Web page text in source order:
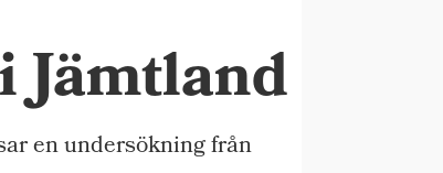
en undersökning från